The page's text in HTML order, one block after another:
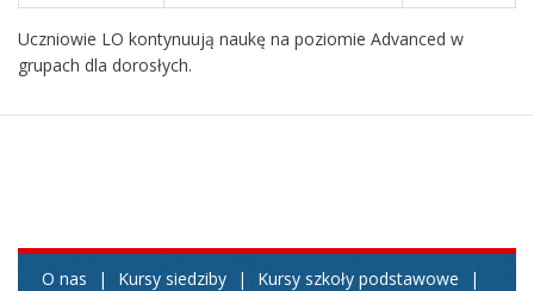
Uczniowie LO kontynuują naukę na poziomie Advanced w
grupach dla dorosłych.
O nas | Kursy siedziby | Kursy szkoły podstawowe
|